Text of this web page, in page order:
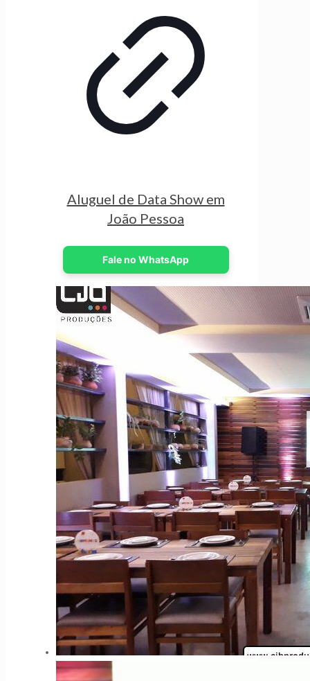
Aluguel de Data Show em
João Pessoa
Fale no WhatsApp